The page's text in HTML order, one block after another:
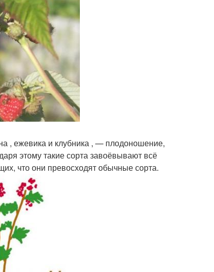
, ежевика и клубника , — плодоношение,
этому такие сорта завоёвывают всё
что они превосходят обычные сорта.